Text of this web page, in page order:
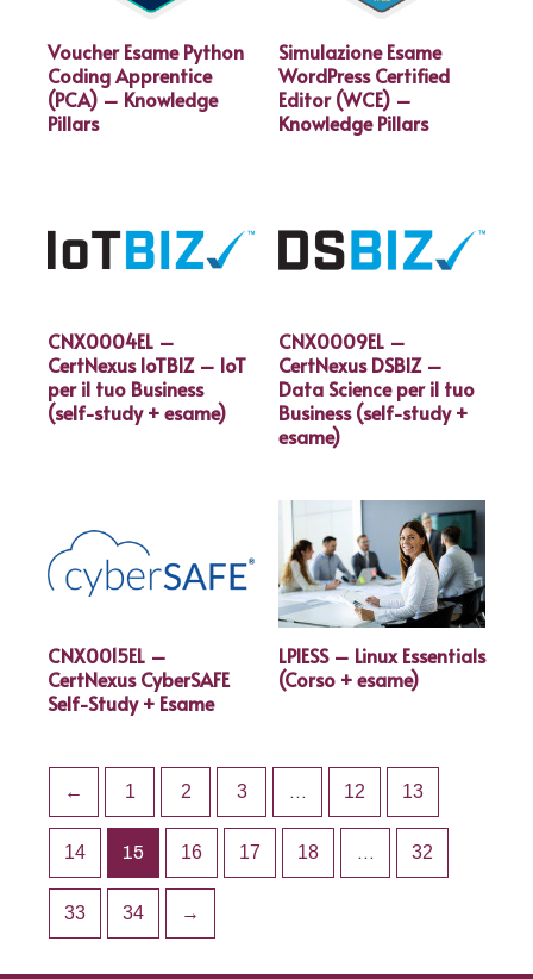
Voucher Esame Python
Coding Apprentice
(PCA) – Knowledge
Pillars
Simulazione Esame
WordPress Certified
Editor (WCE) –
Knowledge Pillars
CNX0004EL –
CertNexus IoTBIZ – IoT
per il tuo Business
(self-study + esame)
CNX0009EL –
CertNexus DSBIZ –
Data Science per il tuo
Business (self-study +
esame)
CNX0015EL –
CertNexus CyberSAFE
Self-Study + Esame
LPIESS – Linux Essentials
(Corso + esame)
← 1 2 3 … 12 13
14 15 16 17 18 … 32
33 34 →